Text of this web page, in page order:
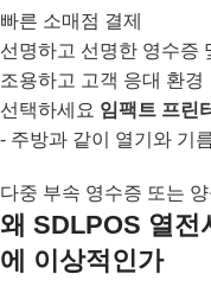
빠른 소매점 결제
선명하고 선명한 영수증
조용하고 고객 응대 환경
선택하세요 임팩트 프린
- 주방과 같이 열기와 기
다중 부속 영수증 또는
왜 SDLPOS 열전
에 이상적인가